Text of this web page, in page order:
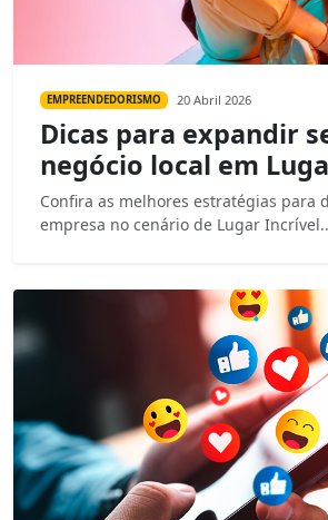
EMPREENDEDORISMO 20 Abril 2026
Dicas para expandir
negócio local em
Confira as melhores estratégias para
empresa no cenário de Lugar